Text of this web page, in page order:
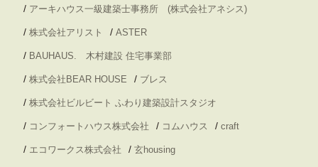
/ アーキハウス一級建築士事務所 (株式会社アネシス)
/ 株式会社アリスト / ASTER
/ BAUHAUS. 木村建設 住宅事業部
/ 株式会社BEAR HOUSE / ブレス
/ 株式会社ビルビート ふわり建築設計スタジオ
/ コンフォートハウス株式会社 / コムハウス / craft
/ エコワークス株式会社 / 玄housing